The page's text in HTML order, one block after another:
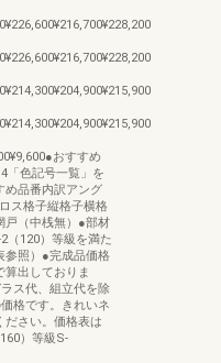
おすすめ
「色記号一覧」を
め品番内訳アング
ス格子縦格子横格
戸（中桟無）●部材
（120）等級を満た
参照）●完成品価格
出しておりま
ス代、組立代を除
格です。きれいネ
ださい。価格表は
）等級S-